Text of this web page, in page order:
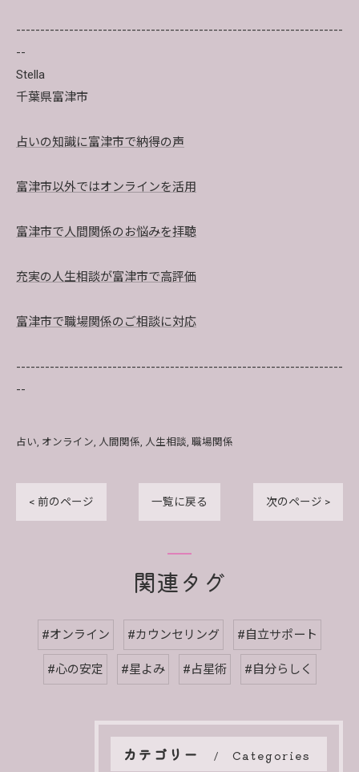
--------------------------------------------------------------------
--
Stella
千葉県富津市
占いの知識に富津市で納得の声
富津市以外ではオンラインを活用
富津市で人間関係のお悩みを拝聴
充実の人生相談が富津市で高評価
富津市で職場関係のご相談に対応
--------------------------------------------------------------------
--
占い オンライン 人間関係 人生相談 職場関係
< 前のページ 一覧に戻る 次のページ >
関連タグ
#オンライン #カウンセリング #自立サポート
#心の安定 #星よみ #占星術 #自分らしく
カテゴリー Categories